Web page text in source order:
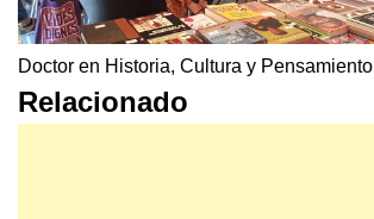
Doctor en Historia, Cultura y Pensamiento
Relacionado